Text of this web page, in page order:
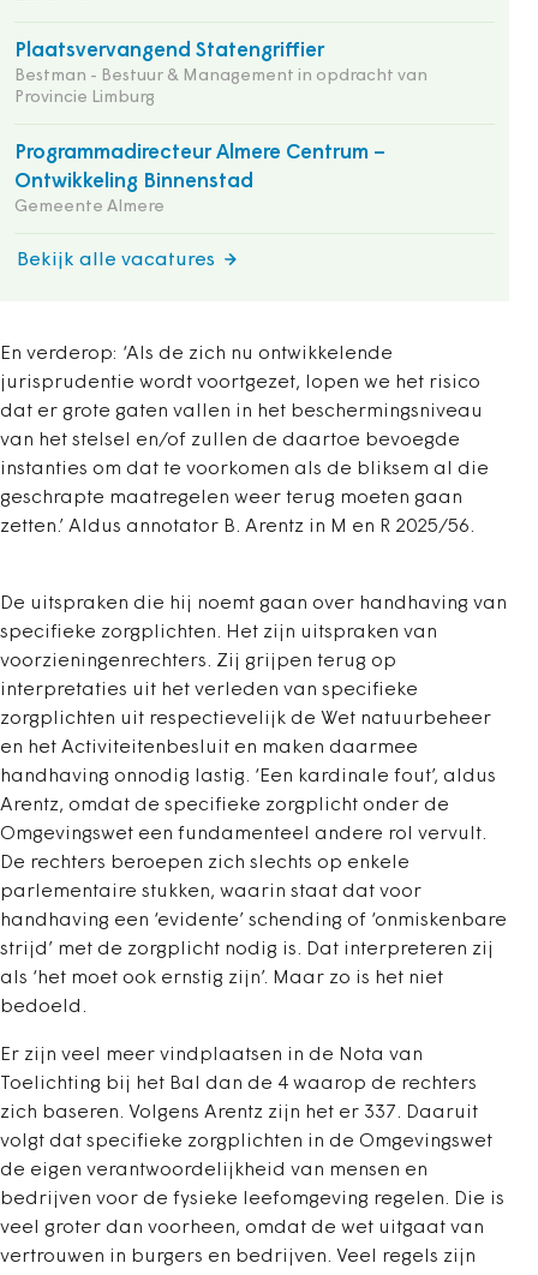
Plaatsvervangend Statengriffier
Bestman - Bestuur & Management in opdracht van
Provincie Limburg
Programmadirecteur Almere Centrum –
Ontwikkeling Binnenstad
Gemeente Almere
Bekijk alle vacatures
En verderop: ‘Als de zich nu ontwikkelende
jurisprudentie wordt voortgezet, lopen we het risico
dat er grote gaten vallen in het beschermingsniveau
van het stelsel en/of zullen de daartoe bevoegde
instanties om dat te voorkomen als de bliksem al die
geschrapte maatregelen weer terug moeten gaan
zetten.’ Aldus annotator B. Arentz in M en R 2025/56.
De uitspraken die hij noemt gaan over handhaving van
specifieke zorgplichten. Het zijn uitspraken van
voorzieningenrechters. Zij grijpen terug op
interpretaties uit het verleden van specifieke
zorgplichten uit respectievelijk de Wet natuurbeheer
en het Activiteitenbesluit en maken daarmee
handhaving onnodig lastig. ‘Een kardinale fout’, aldus
Arentz, omdat de specifieke zorgplicht onder de
Omgevingswet een fundamenteel andere rol vervult.
De rechters beroepen zich slechts op enkele
parlementaire stukken, waarin staat dat voor
handhaving een ‘evidente’ schending of ‘onmiskenbare
strijd’ met de zorgplicht nodig is. Dat interpreteren zij
als ‘het moet ook ernstig zijn’. Maar zo is het niet
bedoeld.
Er zijn veel meer vindplaatsen in de Nota van
Toelichting bij het Bal dan de 4 waarop de rechters
zich baseren. Volgens Arentz zijn het er 337. Daaruit
volgt dat specifieke zorgplichten in de Omgevingswet
de eigen verantwoordelijkheid van mensen en
bedrijven voor de fysieke leefomgeving regelen. Die is
veel groter dan voorheen, omdat de wet uitgaat van
vertrouwen in burgers en bedrijven. Veel regels zijn